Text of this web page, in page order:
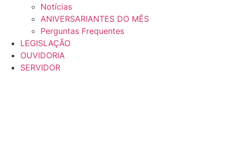
Notícias
ANIVERSARIANTES DO MÊS
Perguntas Frequentes
LEGISLAÇÃO
OUVIDORIA
SERVIDOR